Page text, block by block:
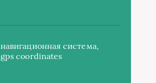
навигационная система,
gps coordinates